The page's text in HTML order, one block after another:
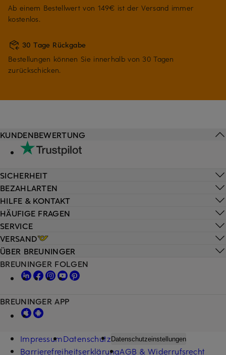
Ab einem Bestellwert von 149€ ist der Versand immer
kostenlos.
30 Tage Rückgabe
Bestellungen können Sie innerhalb von 30 Tagen
zurückschicken.
HILFE & KONTAKT
HÄUFIGE FRAGEN
SERVICE
VERSAND
KUNDENBEWERTUNG
SICHERHEIT
BEZAHLARTEN
ÜBER BREUNINGER
BREUNINGER FOLGEN
BREUNINGER APP
ImpressumDatenschutzDatenschutzeinstellungen
BarrierefreiheitserklärungAGB & Widerrufsrecht